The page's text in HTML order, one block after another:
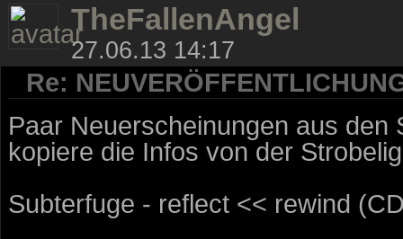
TheFallenAngel
27.06.13 14:17
Re:
Paar Neuerscheinungen aus
kopiere die Infos von der
Subterfuge - reflect << rewind